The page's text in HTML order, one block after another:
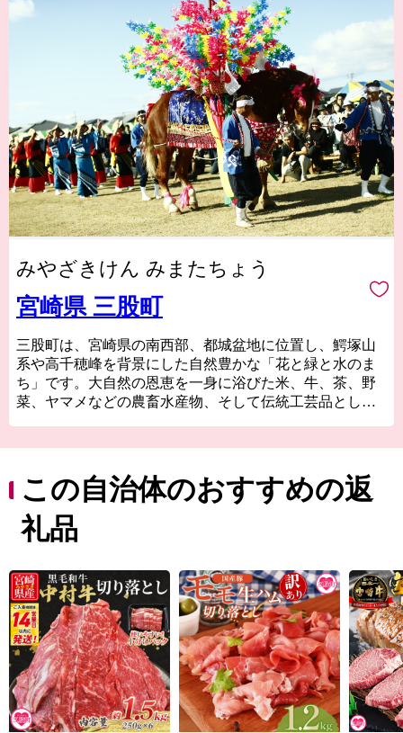
みやざきけん みまたちょう
宮崎県 三股町
三股町は、宮崎県の南西部、都城盆地に位置し、鰐塚山
系や高千穂峰を背景にした自然豊かな「花と緑と水のま
ち」です。大自然の恩恵を一身に浴びた米、牛、茶、野
菜、ヤマメなどの農畜水産物、そして伝統工芸品として
づいています。
ふるさと納税を通じて全国の皆さまとつながり、「三股
町を応援したい」という皆さまのお気持ちを「まちづく
り」に活かしたいと思います。
この自治体のおすすめの返
礼品